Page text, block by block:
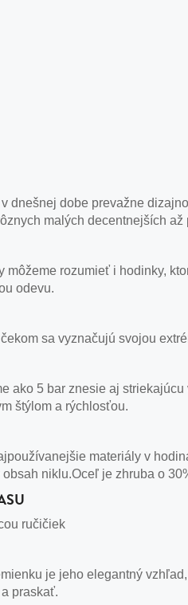
dnešnej dobe prevažne
malých decentnejších
môžeme rozumieť i hodinky,
odevu.
sa vyznačujú svojou
ako 5 bar znesie aj
štýlom a rýchlosťou.
materiály v
niklu.Oceľ je zhruba o
ručičiek
je jeho elegantný
praskať.